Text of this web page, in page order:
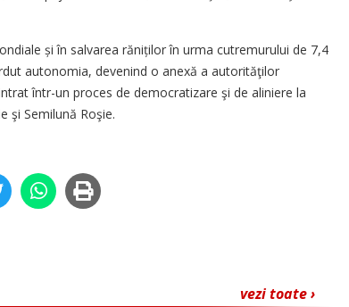
și în salvarea răniților în urma cutremurului de 7,4
autonomia, devenind o anexă a autorităţilor
într-un proces de democratizare şi de aliniere la
şi Semilună Roşie.
vezi toate ›